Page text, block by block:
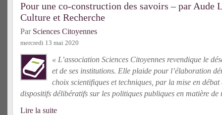
Pour une co-construction des savoirs – par Aude
Culture et Recherche
Par Sciences Citoyennes
mercredi 13 mai 2020
« L’association Sciences Citoyennes revendique le
et de ses institutions. Elle plaide pour l’élaboration
choix scientifiques et techniques, par la mise en
dispositifs délibératifs sur les politiques publiques en matière de
Lire la suite